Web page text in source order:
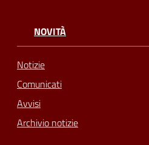
NOVITÀ
Notizie
Comunicati
Avvisi
Archivio notizie